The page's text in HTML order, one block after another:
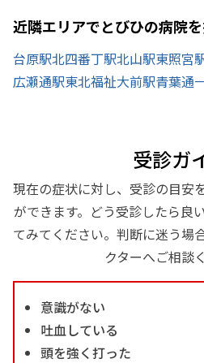
近隣エリアでとびひの病院
台原駅北四番丁駅北山駅東照宮
広瀬通駅東北福祉大前駅青葉通
受診ガ
現在の症状に対し、受診の目安
ができます。どう受診したら良
てみてください。判断に迷う場
クターへご相談
意識がない
吐血している
頭を強く打った